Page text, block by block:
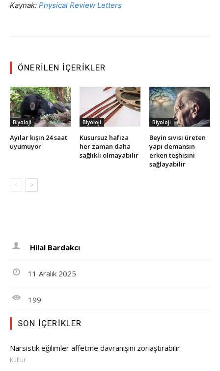
Kaynak: Physical Review Letters
ÖNERILEN İÇERIKLER
Biyoloji
Ayılar kışın 24 saat
uyumuyor
Biyoloji
Kusursuz hafıza
her zaman daha
sağlıklı olmayabilir
Biyoloji
Beyin sıvısı üreten
yapı demansın
erken teşhisini
sağlayabilir
Hilal Bardakcı
11 Aralık 2025
199
SON İÇERIKLER
Narsistik eğilimler affetme davranışını zorlaştırabilir
Kültür